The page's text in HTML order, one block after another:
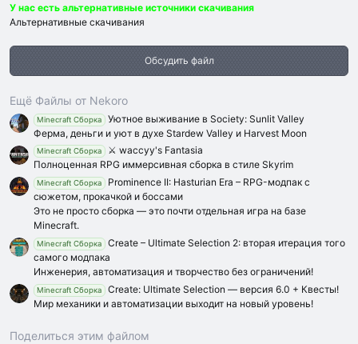
0
з
ё
У нас есть альтернативные источники скачивания
Альтернативные скачивания
Обсудить файл
Ещё Файлы от Nekoro
Minecraft Сборка
Уютное выживание в Society: Sunlit Valley
Ферма, деньги и уют в духе Stardew Valley и Harvest Moon
Minecraft Сборка
⚔️ waccyy's Fantasia
Полноценная RPG иммерсивная сборка в стиле Skyrim
Minecraft Сборка
Prominence II: Hasturian Era – RPG-модпак с
сюжетом, прокачкой и боссами
Это не просто сборка — это почти отдельная игра на базе
Minecraft.
Minecraft Сборка
Create – Ultimate Selection 2: вторая итерация того
самого модпака
Инженерия, автоматизация и творчество без ограничений!
Minecraft Сборка
Create: Ultimate Selection — версия 6.0 + Квесты!
Мир механики и автоматизации выходит на новый уровень!
Поделиться этим файлом